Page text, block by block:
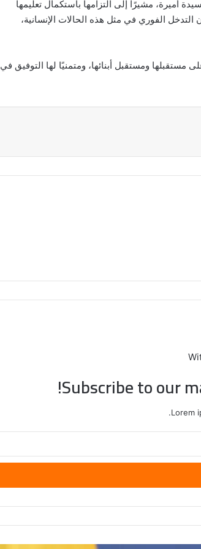
أميرة، مشيرًا إلى التزامها باستكمال تعليمها
الفوري في مثل هذه الحالات الإنسانية،
مستقبلها ومستقبل أبنائها، ومتمنيًا لها التوفيق في
Subscribe to our
Lorem
فهمي
ناقلة